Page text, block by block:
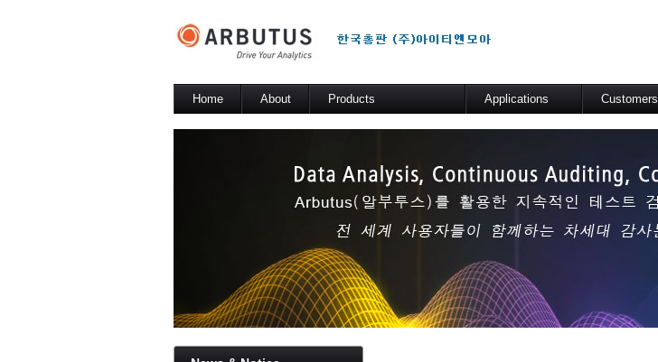
Home About Products
SmartLink for SAP
Results Manager
WebConnect
SmartApps
Arbutus Data Story
Applications Customers
Sketchbook5, 스케치북5
Sketchbook5, 스케치북5
Sketchbook5, 스케치북5
Sketchbook5, 스케치북5